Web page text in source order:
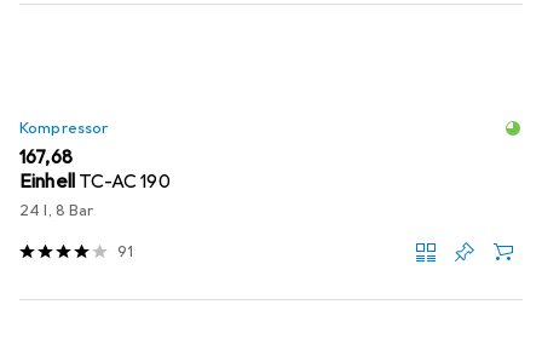
Kompressor
EUR
167,68
Einhell TC-AC 190
24 l, 8 Bar
91